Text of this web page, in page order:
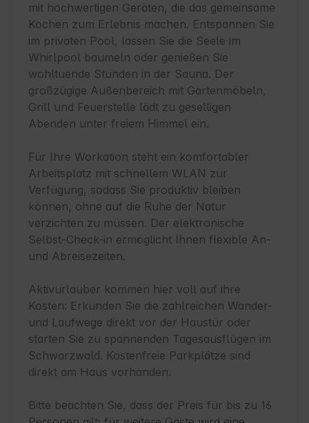
mit hochwertigen Geräten, die das gemeinsame
Kochen zum Erlebnis machen. Entspannen Sie
im privaten Pool, lassen Sie die Seele im
Whirlpool baumeln oder genießen Sie
wohltuende Stunden in der Sauna. Der
großzügige Außenbereich mit Gartenmöbeln,
Grill und Feuerstelle lädt zu geselligen
Abenden unter freiem Himmel ein.
Für Ihre Workation steht ein komfortabler
Arbeitsplatz mit schnellem WLAN zur
Verfügung, sodass Sie produktiv bleiben
können, ohne auf die Ruhe der Natur
verzichten zu müssen. Der elektronische
Selbst-Check-in ermöglicht Ihnen flexible An-
und Abreisezeiten.
Aktivurlauber kommen hier voll auf ihre
Kosten: Erkunden Sie die zahlreichen Wander-
und Laufwege direkt vor der Haustür oder
starten Sie zu spannenden Tagesausflügen im
Schwarzwald. Kostenfreie Parkplätze sind
direkt am Haus vorhanden.
Bitte beachten Sie, dass der Preis für bis zu 16